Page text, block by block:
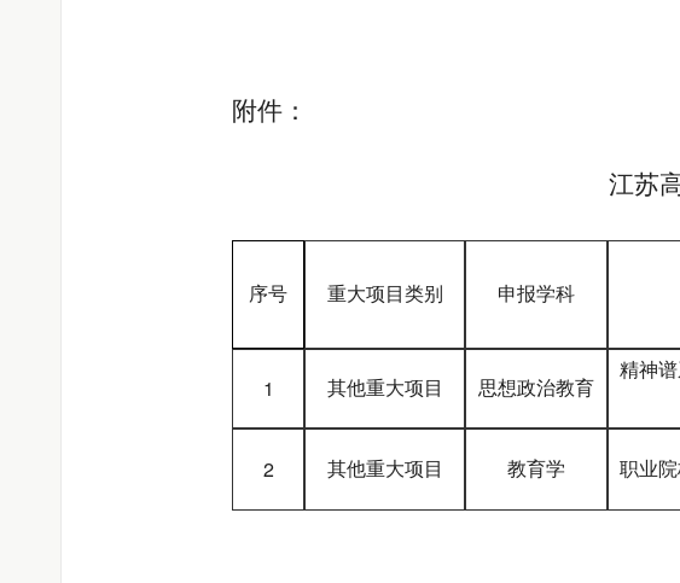
附件：
江苏
序号 重大项目类别 申报学科
1 其他重大项目 思想政治教育
精神
2 其他重大项目 教育学 职业